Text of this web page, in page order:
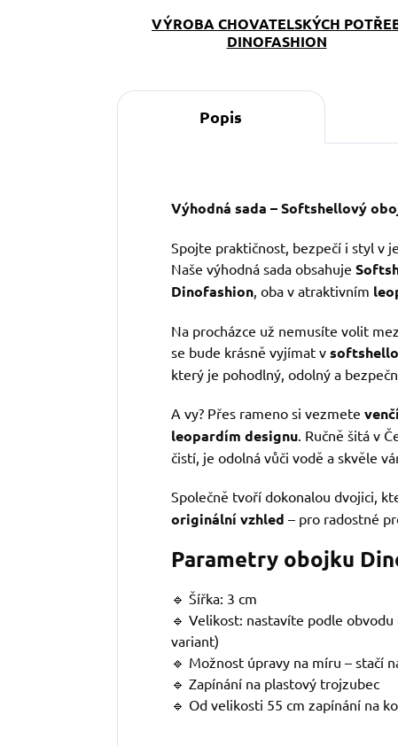
VÝROBA CHOVATELSKÝCH
DINOFASHION
Popis
Výhodná sada – Softshellový
Spojte praktičnost, bezpečí i styl v
Naše výhodná sada obsahuje
Dinofashion , oba v atraktivním
Na procházce už nemusíte volit
se bude krásně vyjímat v
který je pohodlný, odolný a
A vy? Přes rameno si vezmete
leopardím designu . Ručně šitá v
čistí, je odolná vůči vodě a skvěle
Společně tvoří dokonalou dvojici,
originální vzhled – pro radostné
Parametry obojku
🔹 Šířka: 3 cm
🔹 Velikost: nastavíte podle
variant)
🔹 Možnost úpravy na míru – stačí
🔹 Zapínání na plastový trojzubec
🔹 Od velikosti 55 cm zapínání na